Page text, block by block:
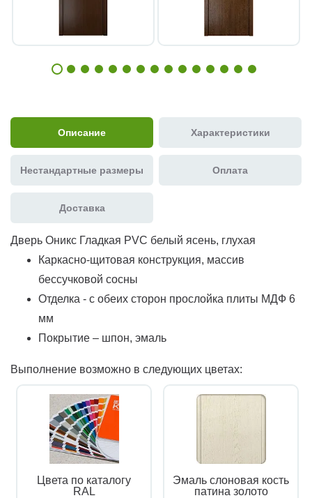
Описание Характеристики
Нестандартные размеры Оплата
Доставка
Дверь Оникс Гладкая PVC белый ясень, глухая
Каркасно-щитовая конструкция, массив
бессучковой сосны
Отделка - с обеих сторон прослойка плиты МДФ 6
мм
Покрытие – шпон, эмаль
Выполнение возможно в следующих цветах:
Цвета по каталогу
RAL
Эмаль слоновая кость
патина золото